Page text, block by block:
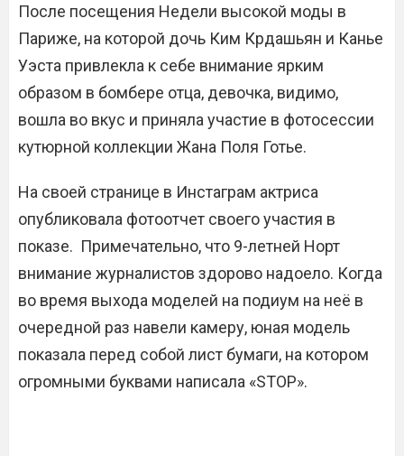
После посещения Недели высокой моды в
Париже, на которой дочь Ким Крдашьян и Канье
Уэста привлекла к себе внимание ярким
образом в бомбере отца, девочка, видимо,
вошла во вкус и приняла участие в фотосессии
кутюрной коллекции Жана Поля Готье.
На своей странице в Инстаграм актриса
опубликовала фотоотчет своего участия в
показе. Примечательно, что 9-летней Норт
внимание журналистов здорово надоело. Когда
во время выхода моделей на подиум на неё в
очередной раз навели камеру, юная модель
показала перед собой лист бумаги, на котором
огромными буквами написала «STOP».